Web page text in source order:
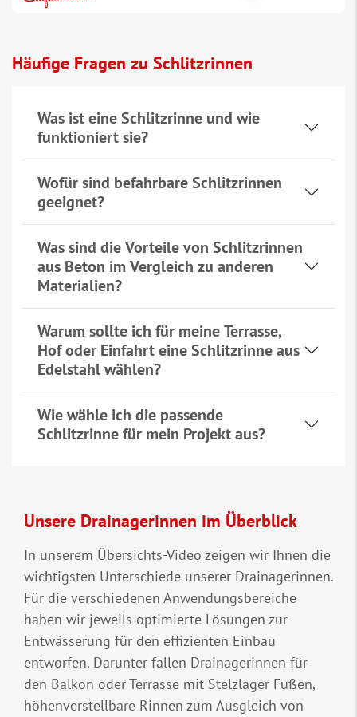
Häufige Fragen zu Schlitzrinnen
Was ist eine Schlitzrinne und wie
funktioniert sie?
Wofür sind befahrbare Schlitzrinnen
geeignet?
Was sind die Vorteile von Schlitzrinnen
aus Beton im Vergleich zu anderen
Materialien?
Warum sollte ich für meine Terrasse,
Hof oder Einfahrt eine Schlitzrinne aus
Edelstahl wählen?
Wie wähle ich die passende
Schlitzrinne für mein Projekt aus?
Unsere Drainagerinnen im Überblick
In unserem Übersichts-Video zeigen wir Ihnen die
wichtigsten Unterschiede unserer Drainagerinnen.
Für die verschiedenen Anwendungsbereiche
haben wir jeweils optimierte Lösungen zur
Entwässerung für den effizienten Einbau
entworfen. Darunter fallen Drainagerinnen für
den Balkon oder Terrasse mit Stelzlager Füßen,
höhenverstellbare Rinnen zum Ausgleich von